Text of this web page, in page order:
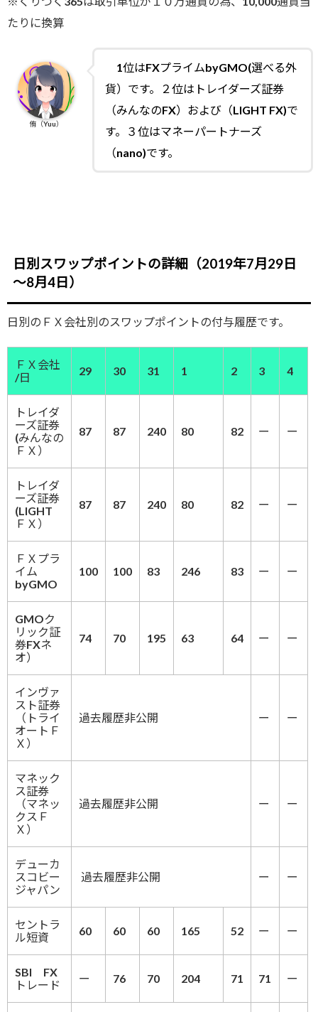
たりに換算
1位はFXプライムbyGMO(選べる外
貨）です。２位はトレイダーズ証券
（みんなのFX）および（LIGHT FX)で
す。３位はマネーパートナーズ
（nano)です。
侑（Yuu）
日別スワップポイントの詳細（2019年7月29日
～8月4日）
日別のＦＸ会社別のスワップポイントの付与履歴です。
ＦＸ会社
/日
29 30 31 1 2 3 4
トレイダ
ーズ証券
(みんなの
ＦＸ）
87 87 240 80 82 ー ー
トレイダ
ーズ証券
(LIGHT
ＦＸ）
87 87 240 80 82 ー ー
ＦＸプラ
イム
byGMO
100 100 83 246 83 ー ー
GMOク
リック証
券FXネ
オ）
74 70 195 63 64 ー ー
インヴァ
スト証券
（トライ
オートＦ
Ｘ）
過去履歴非公開 ー ー
マネック
ス証券
（マネッ
クスＦ
Ｘ）
過去履歴非公開 ー ー
デューカ
スコビー
ジャパン
過去履歴非公開 ー ー
セントラ
ル短資
60 60 60 165 52 ー ー
SBI FX
トレード
ー 76 70 204 71 71 ー